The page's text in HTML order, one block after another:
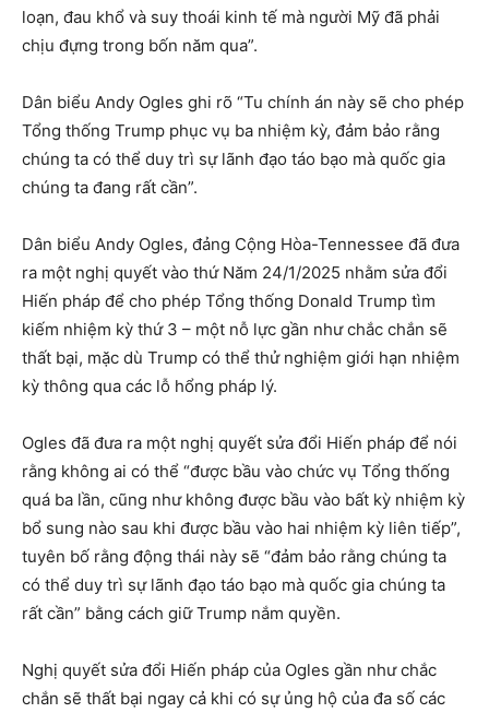
loạn, đau khổ và suy thoái kinh tế mà người Mỹ đã phải
chịu đựng trong bốn năm qua”.
Dân biểu Andy Ogles ghi rõ “Tu chính án này sẽ cho phép
Tổng thống Trump phục vụ ba nhiệm kỳ, đảm bảo rằng
chúng ta có thể duy trì sự lãnh đạo táo bạo mà quốc gia
chúng ta đang rất cần”.
Dân biểu Andy Ogles, đảng Cộng Hòa-Tennessee đã đưa
ra một nghị quyết vào thứ Năm 24/1/2025 nhằm sửa đổi
Hiến pháp để cho phép Tổng thống Donald Trump tìm
kiếm nhiệm kỳ thứ 3 – một nỗ lực gần như chắc chắn sẽ
thất bại, mặc dù Trump có thể thử nghiệm giới hạn nhiệm
kỳ thông qua các lỗ hổng pháp lý.
Ogles đã đưa ra một nghị quyết sửa đổi Hiến pháp để nói
rằng không ai có thể “được bầu vào chức vụ Tổng thống
quá ba lần, cũng như không được bầu vào bất kỳ nhiệm kỳ
bổ sung nào sau khi được bầu vào hai nhiệm kỳ liên tiếp”,
tuyên bố rằng động thái này sẽ “đảm bảo rằng chúng ta
có thể duy trì sự lãnh đạo táo bạo mà quốc gia chúng ta
rất cần” bằng cách giữ Trump nắm quyền.
Nghị quyết sửa đổi Hiến pháp của Ogles gần như chắc
chắn sẽ thất bại ngay cả khi có sự ủng hộ của đa số các